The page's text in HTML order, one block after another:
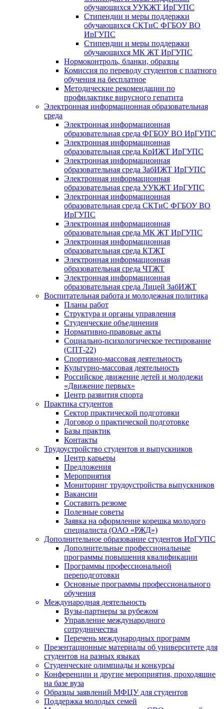
обучающихся УУКЖТ ИрГУПС
Стипендии и меры поддержки
обучающихся СКТиС ФГБОУ ВО
ИрГУПС
Стипендии и меры поддержки
обучающихся МК ЖТ ИрГУПС
Нормоконтроль, бланки, образцы
Комиссия по переводу студентов с платного
обучения на бесплатное
Методические рекомендации по
профилактике вирусного гепатита
Электронная информационная образовательная
среда
Электронная информационная
образовательная среда ФГБОУ ВО ИрГУПС
Электронная информационная
образовательная среда КрИЖТ ИрГУПС
Электронная информационная
образовательная среда ЗабИЖТ ИрГУПС
Электронная информационная
образовательная среда УУКЖТ ИрГУПС
Электронная информационная
образовательная среда СКТиС ФГБОУ ВО
ИрГУПС
Электронная информационная
образовательная среда МК ЖТ ИрГУПС
Электронная информационная
образовательная среда КТЖТ
Электронная информационная
образовательная среда ЧТЖТ
Электронная информационная
образовательная среда Лицей ЗабИЖТ
Воспитательная работа и молодежная политика
Планы работ
Структура и органы управления
Студенческие объединения
Нормативно-правовые акты
Социально-психологическое тестирование
(СПТ-22)
Спортивно-массовая деятельность
Культурно-массовая деятельность
Российское движение детей и молодежи
«Движение первых»
Центр развития спорта
Практика студентов
Сектор практической подготовки
Договор о практической подготовке
Базы практик
Контакты
Трудоустройство студентов и выпускников
Центр карьеры
Предложения
Мероприятия
Мониторинг трудоустройства выпускников
Вакансии
Составить резюме
Полезные советы
Заявка на оформление корешка молодого
специалиста (ОАО «РЖД»)
Дополнительное образование студентов ИрГУПС
Дополнительные профессиональные
программы повышения квалификации
Программы профессиональной
переподготовки
Основные программы профессионального
обучения
Международная деятельность
Вузы-партнеры за рубежом
Управление международного
сотрудничества
Перечень международных программ
Презентационные материалы об университете для
студентов на разных языках
Студенческие олимпиады и конкурсы
Конференции и другие мероприятия, проходящие
на базе вуза
Образцы заявлений МФЦУ для студентов
Поддержка молодых семей